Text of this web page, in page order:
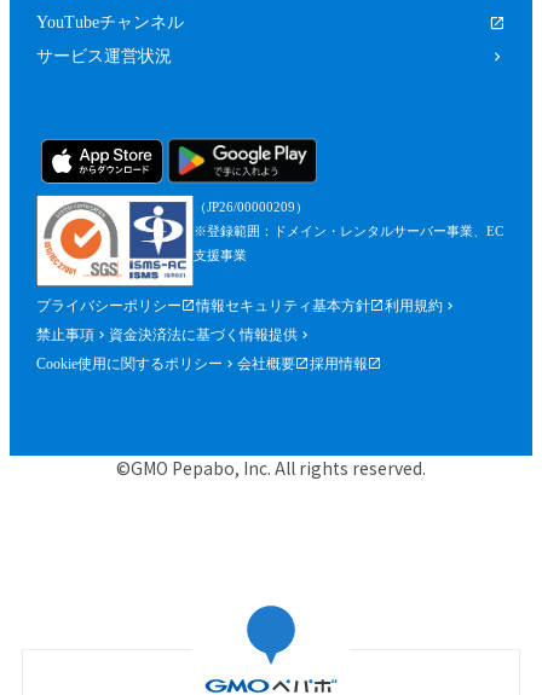
YouTubeチャンネル
サービス運営状況
（JP26/00000209）
※登録範囲：ドメイン・レンタルサーバー事業、EC
支援事業
プライバシーポリシー 情報セキュリティ基本方針
利用規約
禁止事項
資金決済法に基づく情報提供
Cookie使用に関するポリシー
会社概要 採用情報
©GMO Pepabo, Inc. All rights reserved.